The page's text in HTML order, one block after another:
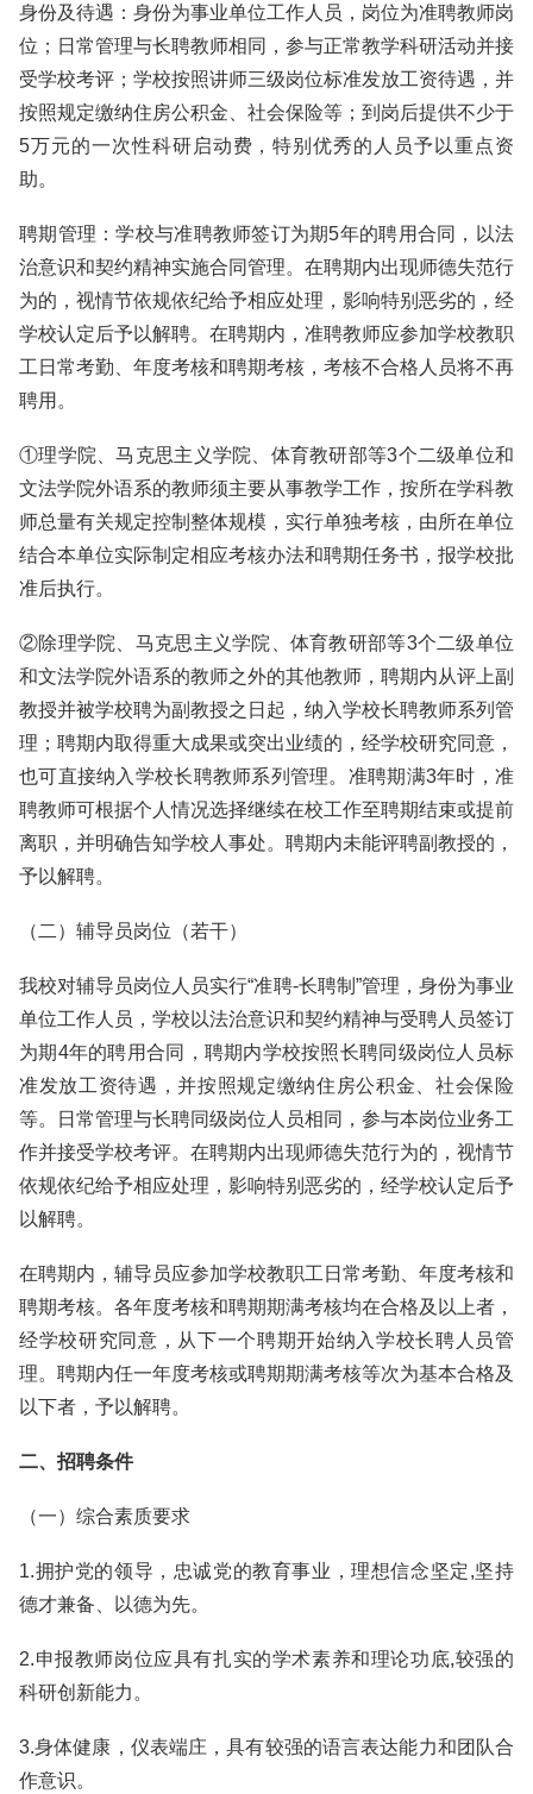
身份及待遇：身份为事业单位工作人员，岗位为准聘教师岗
位；日常管理与长聘教师相同，参与正常教学科研活动并接
受学校考评；学校按照讲师三级岗位标准发放工资待遇，并
按照规定缴纳住房公积金、社会保险等；到岗后提供不少于
5万元的一次性科研启动费，特别优秀的人员予以重点资
助。
聘期管理：学校与准聘教师签订为期5年的聘用合同，以法
治意识和契约精神实施合同管理。在聘期内出现师德失范行
为的，视情节依规依纪给予相应处理，影响特别恶劣的，经
学校认定后予以解聘。在聘期内，准聘教师应参加学校教职
工日常考勤、年度考核和聘期考核，考核不合格人员将不再
聘用。
①理学院、马克思主义学院、体育教研部等3个二级单位和
文法学院外语系的教师须主要从事教学工作，按所在学科教
师总量有关规定控制整体规模，实行单独考核，由所在单位
结合本单位实际制定相应考核办法和聘期任务书，报学校批
准后执行。
②除理学院、马克思主义学院、体育教研部等3个二级单位
和文法学院外语系的教师之外的其他教师，聘期内从评上副
教授并被学校聘为副教授之日起，纳入学校长聘教师系列管
理；聘期内取得重大成果或突出业绩的，经学校研究同意，
也可直接纳入学校长聘教师系列管理。准聘期满3年时，准
聘教师可根据个人情况选择继续在校工作至聘期结束或提前
离职，并明确告知学校人事处。聘期内未能评聘副教授的，
予以解聘。
（二）辅导员岗位（若干）
我校对辅导员岗位人员实行“准聘-长聘制”管理，身份为事业
单位工作人员，学校以法治意识和契约精神与受聘人员签订
为期4年的聘用合同，聘期内学校按照长聘同级岗位人员标
准发放工资待遇，并按照规定缴纳住房公积金、社会保险
等。日常管理与长聘同级岗位人员相同，参与本岗位业务工
作并接受学校考评。在聘期内出现师德失范行为的，视情节
依规依纪给予相应处理，影响特别恶劣的，经学校认定后予
以解聘。
在聘期内，辅导员应参加学校教职工日常考勤、年度考核和
聘期考核。各年度考核和聘期期满考核均在合格及以上者，
经学校研究同意，从下一个聘期开始纳入学校长聘人员管
理。聘期内任一年度考核或聘期期满考核等次为基本合格及
以下者，予以解聘。
二、招聘条件
（一）综合素质要求
1.拥护党的领导，忠诚党的教育事业，理想信念坚定,坚持
德才兼备、以德为先。
2.申报教师岗位应具有扎实的学术素养和理论功底,较强的
科研创新能力。
3.身体健康，仪表端庄，具有较强的语言表达能力和团队合
作意识。